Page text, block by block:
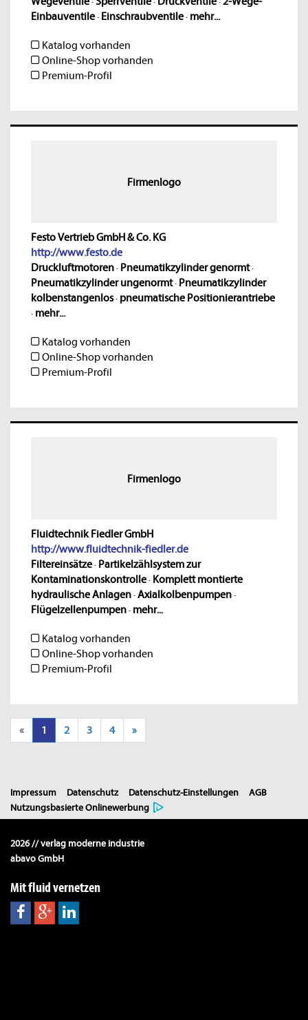
Einbauventile· Einschraubventile· mehr...
Katalog vorhanden
Online-Shop vorhanden
Premium-Profil
Firmenlogo
Festo Vertrieb GmbH & Co. KG
http://www.festo.de
Druckluftmotoren· Pneumatikzylinder genormt·
Pneumatikzylinder ungenormt· Pneumatikzylinder
kolbenstangenlos· pneumatische Positionierantriebe
· mehr...
Katalog vorhanden
Online-Shop vorhanden
Premium-Profil
Firmenlogo
Fluidtechnik Fiedler GmbH
http://www.fluidtechnik-fiedler.de
Filtereinsätze· Partikelzählsystem zur
Kontaminationskontrolle· Komplett montierte
hydraulische Anlagen·Axialkolbenpumpen·
Flügelzellenpumpen· mehr...
Katalog vorhanden
Online-Shop vorhanden
Premium-Profil
« 1 2 3 4 »
Impressum Datenschutz Datenschutz-Einstellungen
AGB
Nutzungsbasierte Onlinewerbung
2026 // verlag moderne industrie
abavo GmbH
Mit fluid vernetzen